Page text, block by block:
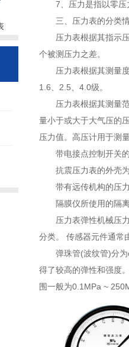
7、压力是指以零压
三、压力表的分类
压力表根据其指示
个被测压力之差。
压力表根据其测量
1.6、2.5、4.0级。
压力表根据其测量
量小于或大于大气压的
压力值。高压计用于测
带电接点控制开关
抗震压力表的外壳
带有远传机构的压
隔膜仪所使用的隔
压力表弹性机械压
分类。 传感器元件通常
弹珠管(波纹管)分
得了较高的弹性和强度
围一般为0.1MPa ~